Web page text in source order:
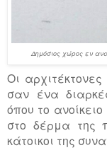
Δημόσιος χώρος εν
Οι
σαν ένα
όπου το ανοίκειο
στο δέρμα της
κάτοικοι της